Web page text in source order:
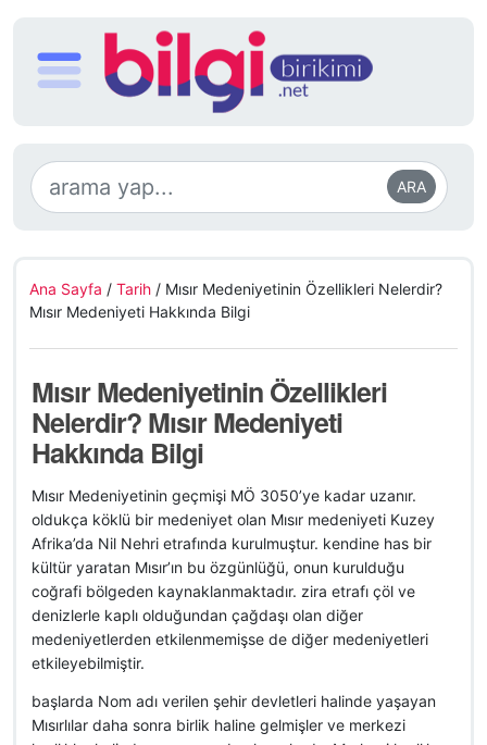
ARA
Ana Sayfa / Tarih / Mısır Medeniyetinin Özellikleri Nelerdir?
Mısır Medeniyeti Hakkında Bilgi
Mısır Medeniyetinin Özellikleri
Nelerdir? Mısır Medeniyeti
Hakkında Bilgi
Mısır Medeniyetinin geçmişi MÖ 3050’ye kadar uzanır.
oldukça köklü bir medeniyet olan Mısır medeniyeti Kuzey
Afrika’da Nil Nehri etrafında kurulmuştur. kendine has bir
kültür yaratan Mısır’ın bu özgünlüğü, onun kurulduğu
coğrafi bölgeden kaynaklanmaktadır. zira etrafı çöl ve
denizlerle kaplı olduğundan çağdaşı olan diğer
medeniyetlerden etkilenmemişse de diğer medeniyetleri
etkileyebilmiştir.
başlarda Nom adı verilen şehir devletleri halinde yaşayan
Mısırlılar daha sonra birlik haline gelmişler ve merkezi